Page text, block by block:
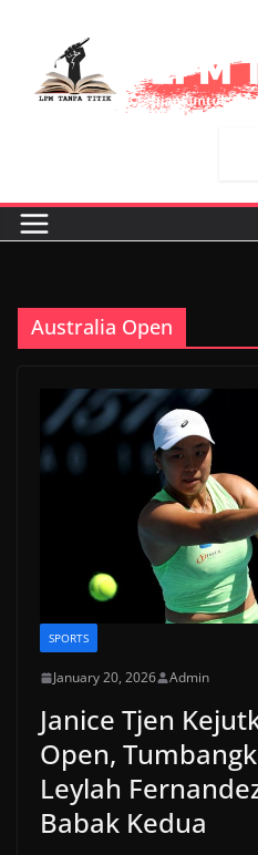
content
Australia Open
SPORTS
January 20, 2026 Admin
Janice Tjen
Open,
Leylah
Babak Kedua